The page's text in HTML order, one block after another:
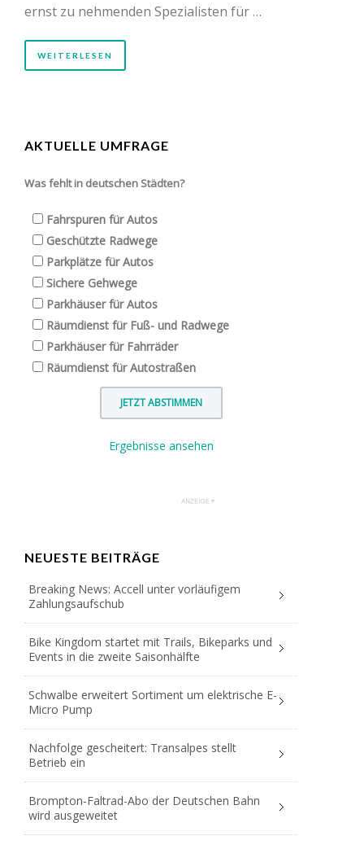
ernst zu nehmenden Spezialisten für …
WEITERLESEN
AKTUELLE UMFRAGE
Was fehlt in deutschen Städten?
Fahrspuren für Autos
Geschützte Radwege
Parkplätze für Autos
Sichere Gehwege
Parkhäuser für Autos
Räumdienst für Fuß- und Radwege
Parkhäuser für Fahrräder
Räumdienst für Autostraßen
Ergebnisse ansehen
NEUESTE BEITRÄGE
Breaking News: Accell unter vorläufigem
Zahlungsaufschub
Bike Kingdom startet mit Trails, Bikeparks und
Events in die zweite Saisonhälfte
Schwalbe erweitert Sortiment um elektrische E-
Micro Pump
Nachfolge gescheitert: Transalpes stellt
Betrieb ein
Brompton-Faltrad-Abo der Deutschen Bahn
wird ausgeweitet